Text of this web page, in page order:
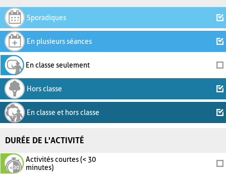
Sporadiques
En plusieurs séances
En classe seulement
Hors classe
En classe et hors classe
DURÉE DE L'ACTIVITÉ
Activités courtes (< 30
minutes)